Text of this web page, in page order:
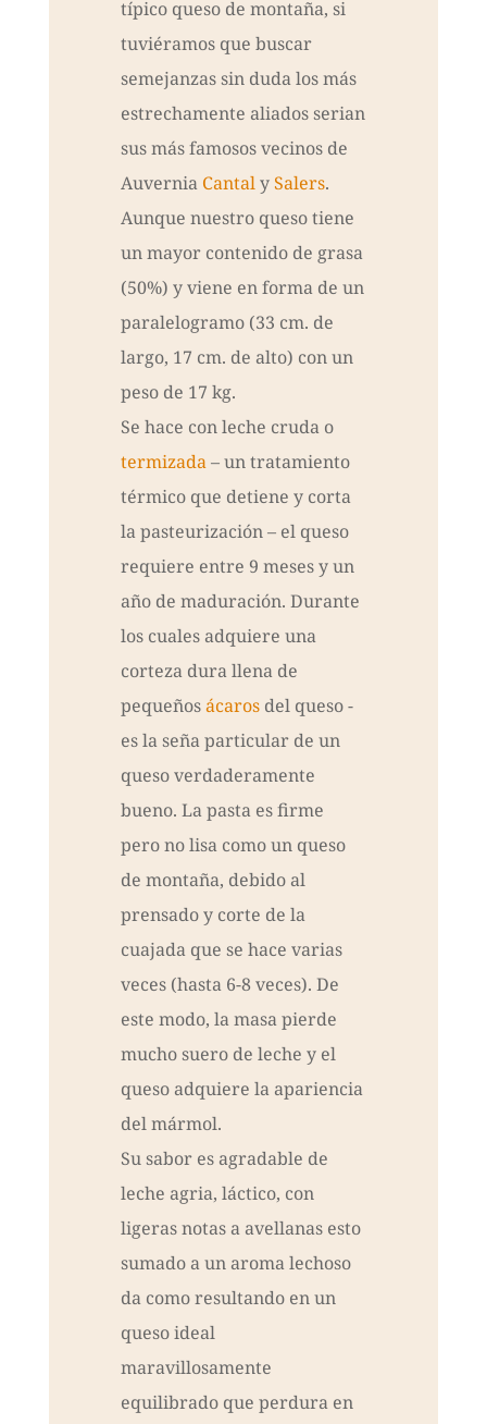
típico queso de montaña, si
tuviéramos que buscar
semejanzas sin duda los más
estrechamente aliados serian
sus más famosos vecinos de
Auvernia CantalySalers.
Aunque nuestro queso tiene
un mayor contenido de grasa
(50%) y viene en forma de un
paralelogramo (33 cm. de
largo, 17 cm. de alto) con un
peso de 17 kg.
Se hace con leche cruda o
termizada– un tratamiento
térmico que detiene y corta
la pasteurización – el queso
requiere entre 9 meses y un
año de maduración. Durante
los cuales adquiere una
corteza dura llena de
pequeñosácarosdel queso -
es la seña particular de un
queso verdaderamente
bueno. La pasta es firme
pero no lisa como un queso
de montaña, debido al
prensado y corte de la
cuajada que se hace varias
veces (hasta 6-8 veces). De
este modo, la masa pierde
mucho suero de leche y el
queso adquiere la apariencia
del mármol.
Su sabor es agradable de
leche agria, láctico, con
ligeras notas a avellanas esto
sumado a un aroma lechoso
da como resultando en un
queso ideal
maravillosamente
equilibrado que perdura en